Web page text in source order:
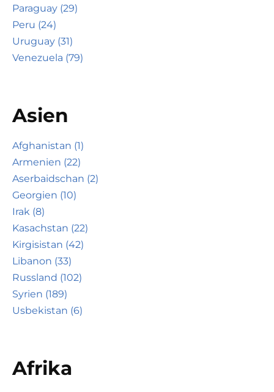
Paraguay (29)
Peru (24)
Uruguay (31)
Venezuela (79)
Asien
Afghanistan (1)
Armenien (22)
Aserbaidschan (2)
Georgien (10)
Irak (8)
Kasachstan (22)
Kirgisistan (42)
Libanon (33)
Russland (102)
Syrien (189)
Usbekistan (6)
Afrika